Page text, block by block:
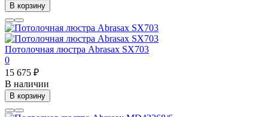
В корзину
Потолочная люстра Abrasax SX703
0
15 675 ₽
В наличии
В корзину